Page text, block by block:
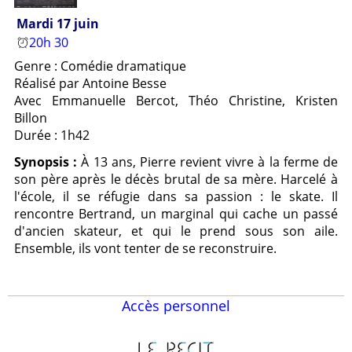
Mardi 17 juin
20h 30
Genre : Comédie dramatique
Réalisé par Antoine Besse
Avec Emmanuelle Bercot, Théo Christine, Kristen
Billon
Durée : 1h42
Synopsis : À 13 ans, Pierre revient vivre à la ferme de
son père après le décès brutal de sa mère. Harcelé à
l'école, il se réfugie dans sa passion : le skate. Il
rencontre Bertrand, un marginal qui cache un passé
d'ancien skateur, et qui le prend sous son aile.
Ensemble, ils vont tenter de se reconstruire.
Accès personnel